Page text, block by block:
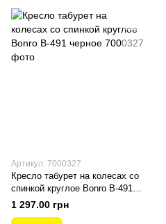
Артикул: 7000327
Кресло табурет на колесах со
спинкой круглое Bonro B-491
черное
1 297.00 грн